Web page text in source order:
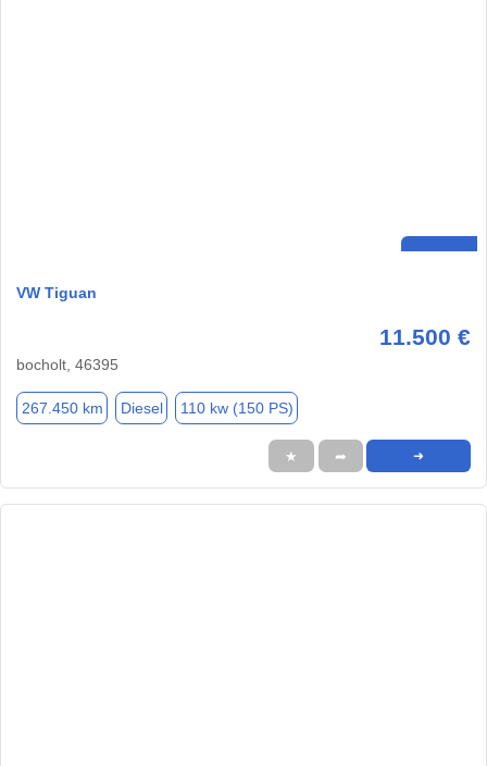
VW Tiguan
11.500 €
bocholt, 46395
267.450 km Diesel 110 kw (150 PS)
★ ➦ ➜